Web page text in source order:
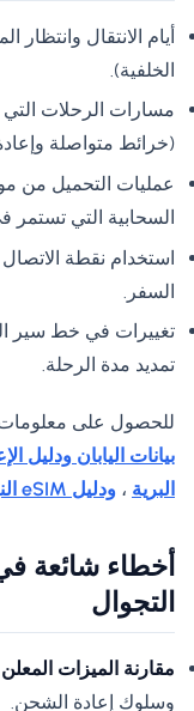
أيام الانتقال
الخلفية).
مسارات الرحلات
(خرائط متواصلة
عمليات التحميل من
السحابية التي تستمر
استخدام نقطة الاتصال
السفر.
تغييرات في خط سير
تمديد مدة الرحلة.
للحصول على
بيانات اليابان ودليل
البرية ، ودليل eSIM النيوزيلندي للأستراليين
التجوال
مقارنة الميزات
وسلوك إعادة الشحن.